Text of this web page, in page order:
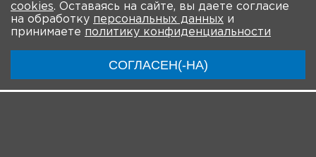
cookies. Оставаясь на сайте, вы даете согласие
на обработку персональных данных и
принимаете политику конфиденциальности
СОГЛАСЕН(-НА)
О мероприятии Новости Общая информация
Инструкции